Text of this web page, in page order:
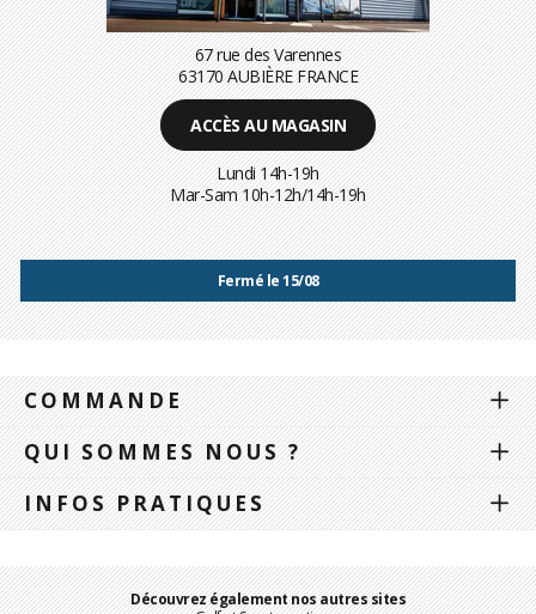
67 rue des Varennes
63170 AUBIÈRE FRANCE
ACCÈS AU MAGASIN
Lundi 14h-19h
Mar-Sam 10h-12h/14h-19h
Fermé le 15/08
COMMANDE
QUI SOMMES NOUS ?
INFOS PRATIQUES
Découvrez également nos autres sites